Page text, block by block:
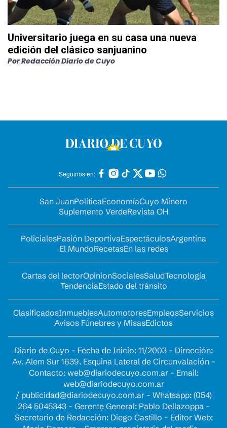
Universitario juega en su casa una nueva
edición del clásico sanjuanino
PorRedacción Diario de Cuyo
Seguinos en:
San JuanPolíticaEconomíaCuyo Minero
Suplemento VerdeRevista OH
PolicialesPasión DeportivaEspectáculosArgentina
El MundoRecetasEn las redes
Cartas del lectorOpinionSocialesSaludTecnología
TendenciaEstado del tránsito
ClasificadosInmueblesAutomotoresEmpleosServicios
Avisos Fúnebres y MisasEdictos
Diario de Cuyo - Fecha de Inicio: 11/2003 - Dirección:
Av. Alem Sur 1639. Esquina Lateral de Circunvalación -
Contacto: web@diariodecuyo.com.ar- Email:
web@diariodecuyo.com.ar
/ publicidad@diariodecuyo.com.ar- Whatsapp: (054)
264 5045343 - Gerente General: Pablo Dellazoppa -
Secretario de Redacción: Diego Castillo - Editor Web: